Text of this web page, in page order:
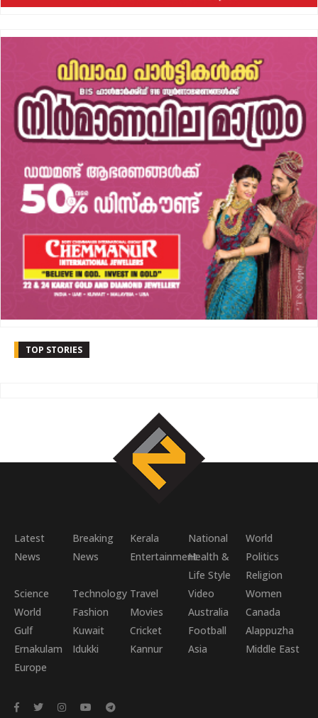
TOP STORIES
Latest
News
Breaking
News
Kerala National
World
EntertainmentHealth &
Life Style
Politics
Religion
Science
World
Technology Travel Video
Women
Fashion
Movies Australia
Canada
Gulf
Kuwait Cricket Football
Alappuzha
Ernakulam
Idukki Kannur Asia
Middle East
Europe